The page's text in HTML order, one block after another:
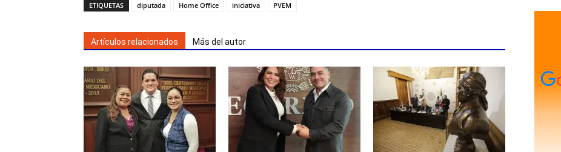
ETIQUETAS diputada Home Office iniciativa PVEM
Artículos relacionados Más del autor